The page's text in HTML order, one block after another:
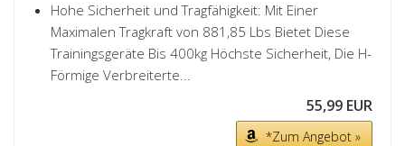
Hohe Sicherheit und Tragfähigkeit: Mit Einer
Maximalen Tragkraft von 881,85 Lbs Bietet Diese
Trainingsgeräte Bis 400kg Höchste Sicherheit, Die H-
Förmige Verbreiterte...
55,99 EUR
*Zum Angebot »